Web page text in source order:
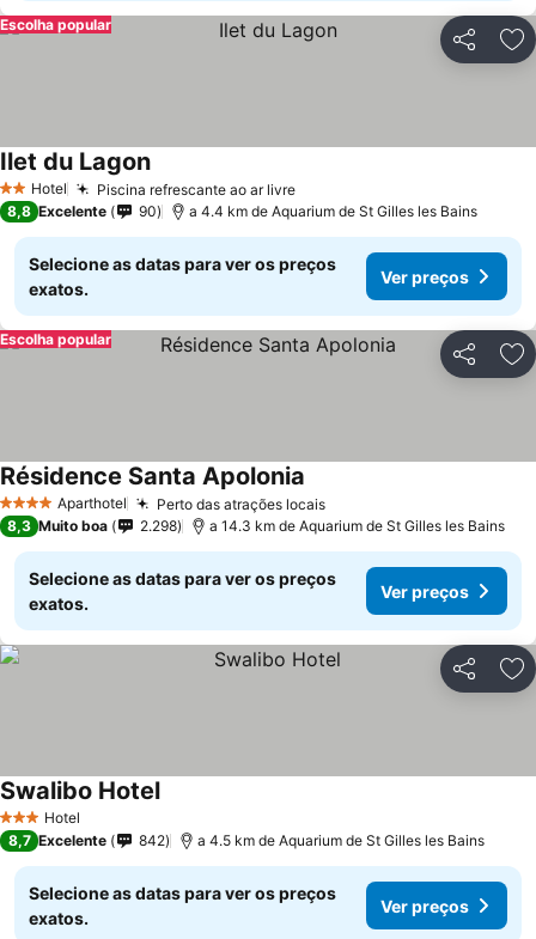
Partilhar
Escolha popular
2 Estrelas
Hotel Piscina refrescante ao ar livre
Ilet du Lagon
8,8 Excelente 90 a 4.4 km de Aquarium de St Gilles les Bains
Selecione as datas para ver os preços
exatos.
Ver preços
Partilhar
Escolha popular
4 EstrelasAparthotel Perto das atrações locais
Résidence Santa Apolonia
8,3 Muito boa 2.298 a 14.3 km de Aquarium de St Gilles les Bains
Selecione as datas para ver os preços
exatos.
Ver preços
Partilhar
3 EstrelasHotel
Swalibo Hotel
8,7 Excelente 842 a 4.5 km de Aquarium de St Gilles les Bains
Selecione as datas para ver os preços
exatos.
Ver preços